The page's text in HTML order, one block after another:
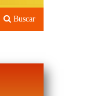
Buscar